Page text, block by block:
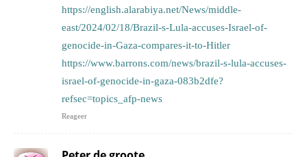
https://english.alarabiya.net/News/middle-
east/2024/02/18/Brazil-s-Lula-accuses-Israel-of-
genocide-in-Gaza-compares-it-to-Hitler
https://www.barrons.com/news/brazil-s-lula-accuses-
israel-of-genocide-in-gaza-083b2dfe?
refsec=topics_afp-news
Reageer